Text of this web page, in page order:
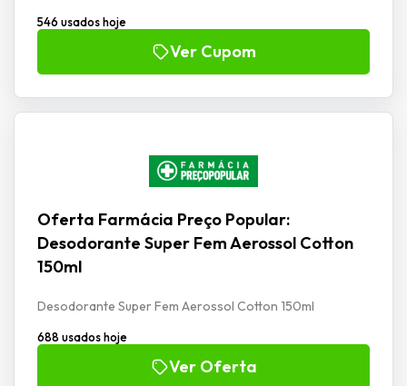
546 usados hoje
Ver Cupom
Oferta Farmácia Preço Popular:
Desodorante Super Fem Aerossol Cotton
150ml
Desodorante Super Fem Aerossol Cotton 150ml
688 usados hoje
Ver Oferta